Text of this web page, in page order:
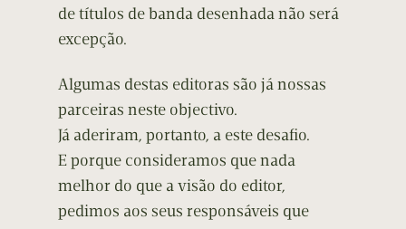
de títulos de banda desenhada não será
excepção.
Algumas destas editoras são já nossas
parceiras neste objectivo.
Já aderiram, portanto, a este desafio.
E porque consideramos que nada
melhor do que a visão do editor,
pedimos aos seus responsáveis que